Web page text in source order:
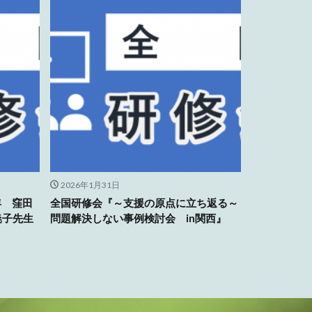
窪田
先生
2026年1月31日
全国研修会『～支援の原点に立ち返る～
問題解決しない事例検討会 in関西』